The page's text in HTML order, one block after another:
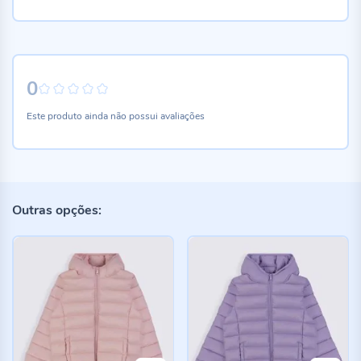
0
Este produto ainda não possui avaliações
Outras opções: